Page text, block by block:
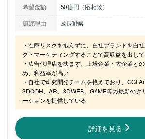
希望金額
50億円（応相談）
譲渡理由
成長戦略
・在庫リスクを抱えずに、自社ブランドを自
グ・マーケティングすることで高収益を出し
・広告代理店を挟まず、上場企業・大企業と
め、利益率が高い
・自社で研究開発チームを抱えており、CGI
3DOOH、AR、3DWEB、GAME等の最新のク
ーションを提供している
詳細を見る